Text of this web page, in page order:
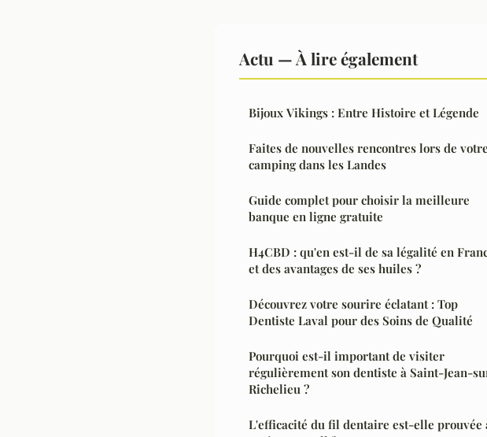
Actu — À lire également
Bijoux Vikings : Entre Histoire et Légende
Faites de nouvelles rencontres lors de votre
camping dans les Landes
Guide complet pour choisir la meilleure
banque en ligne gratuite
H4CBD : qu'en est-il de sa légalité en
et des avantages de ses huiles ?
Découvrez votre sourire éclatant : Top
Dentiste Laval pour des Soins de Qualité
Pourquoi est-il important de visiter
régulièrement son dentiste à Saint-Jean-
Richelieu ?
L'efficacité du fil dentaire est-elle prouvée